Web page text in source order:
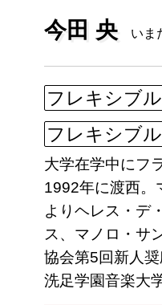
今田 央 いま
フレキシブル
フレキシブル
大学在学中にフ
1992年に渡西。
よりヘレス・デ
ス、マノロ・サ
協会第5回新人
洗足学園音楽大